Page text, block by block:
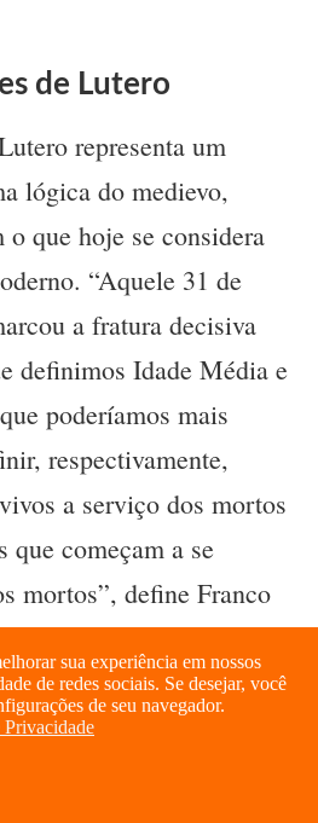
de Lutero
representa um
lógica do medievo,
o que hoje se considera
“Aquele 31 de
a fratura decisiva
definimos Idade Média e
poderíamos mais
respectivamente,
a serviço dos mortos
que começam a se
mortos”, define Franco
Istituto Italiano di
ao analisar o
em artigo reproduzido
Unisinos - IHU . “É
sua experiência em nossos
de redes sociais. Se desejar, você
de seu navegador.
Privacidade